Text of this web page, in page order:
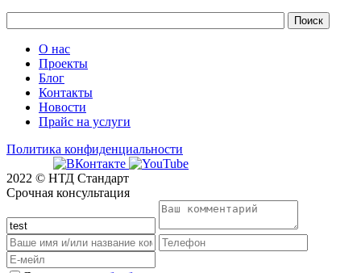
О нас
Проекты
Блог
Контакты
Новости
Прайс на услуги
Политика конфиденциальности
2022 © НТД Стандарт
Срочная консультация